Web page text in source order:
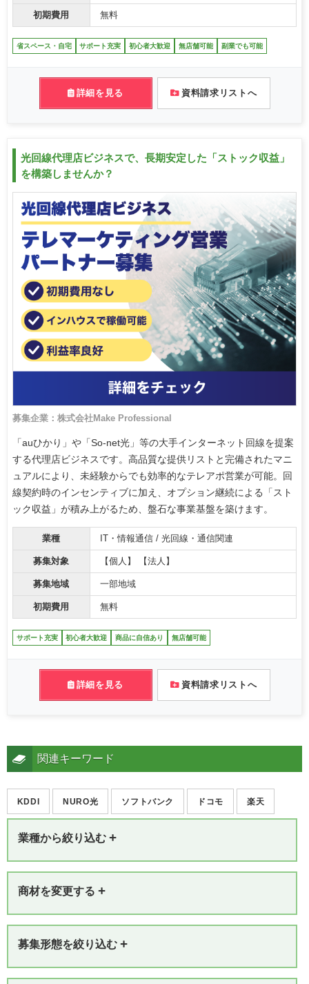
初期費用 無料
省スペース・自宅 サポート充実 初心者大歓迎 無店舗可能 副業でも可能
詳細を見る 資料請求リストへ
光回線代理店ビジネスで、長期安定した「ストック収益」
を構築しませんか？
募集企業：株式会社Make Professional
「auひかり」や「So-net光」等の大手インターネット回線を提案
する代理店ビジネスです。高品質な提供リストと完備されたマニ
ュアルにより、未経験からでも効率的なテレアポ営業が可能。回
線契約時のインセンティブに加え、オプション継続による「スト
ック収益」が積み上がるため、盤石な事業基盤を築けます。
業種 IT・情報通信 / 光回線・通信関連
募集対象 【個人】 【法人】
募集地域 一部地域
初期費用 無料
サポート充実 初心者大歓迎 商品に自信あり 無店舗可能
詳細を見る 資料請求リストへ
関連キーワード
KDDI NURO光 ソフトバンク ドコモ 楽天
業種から絞り込む +
商材を変更する +
募集形態を絞り込む +